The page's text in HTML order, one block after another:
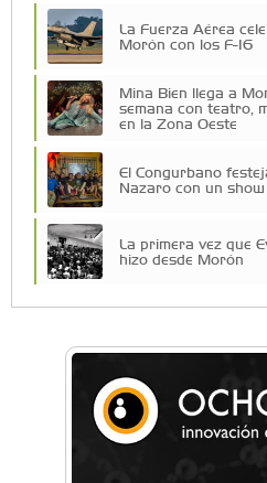
La Fuerza Aérea
Morón con los F-16
Mina Bien llega a
semana con teatro,
en la Zona Oeste
El Congurbano
Nazaro con un
La primera vez que
hizo desde Morón
Mariana Croce: "Hoy
un asesoramiento
seguridad"
Música, teatro,
Conocé todos los